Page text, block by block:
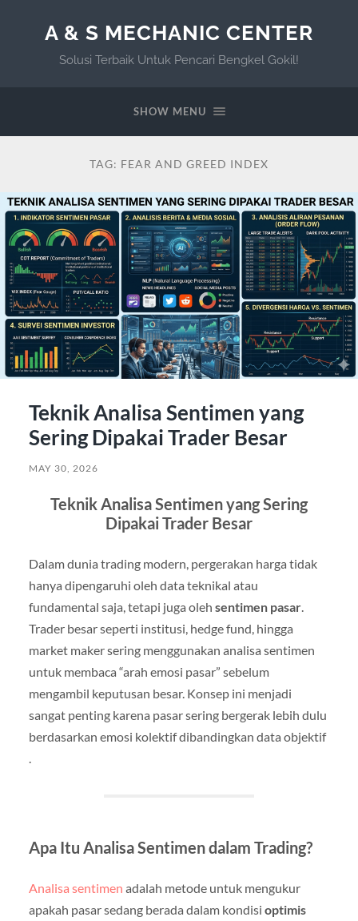
A & S MECHANIC CENTER
Solusi Terbaik Untuk Pencari Bengkel Gokil!
SHOW MENU
TAG: FEAR AND GREED INDEX
Teknik Analisa Sentimen yang
Sering Dipakai Trader Besar
MAY 30, 2026
Teknik Analisa Sentimen yang Sering
Dipakai Trader Besar
Dalam dunia trading modern, pergerakan harga tidak
hanya dipengaruhi oleh data teknikal atau
fundamental saja, tetapi juga oleh sentimen pasar.
Trader besar seperti institusi, hedge fund, hingga
market maker sering menggunakan analisa sentimen
untuk membaca “arah emosi pasar” sebelum
mengambil keputusan besar. Konsep ini menjadi
sangat penting karena pasar sering bergerak lebih dulu
berdasarkan emosi kolektif dibandingkan data objektif
.
Apa Itu Analisa Sentimen dalam Trading?
Analisa sentimen adalah metode untuk mengukur
apakah pasar sedang berada dalam kondisi optimis